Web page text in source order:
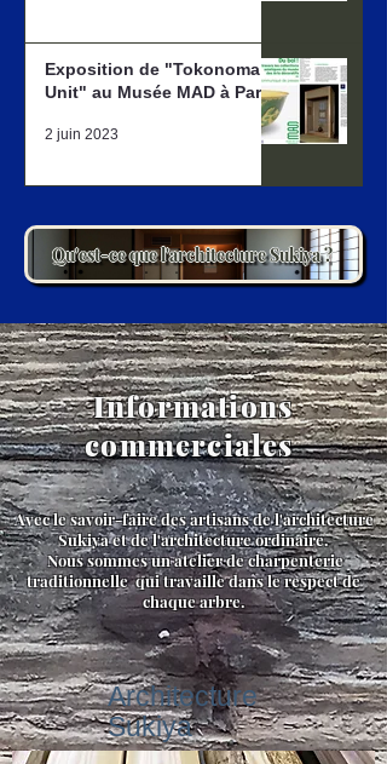
Exposition de "Tokonoma
Unit" au Musée MAD à Paris
2 juin 2023
Qu'est-ce que l'architecture Sukiya ?
​ Informations
commerciales
Avec le savoir-faire des artisans de l'architecture
Sukiya et de l'architecture ordinaire.
​ Nous sommes un atelier de charpenterie
traditionnelle qui travaille dans le respect de
chaque arbre.
​Architecture
Sukiya